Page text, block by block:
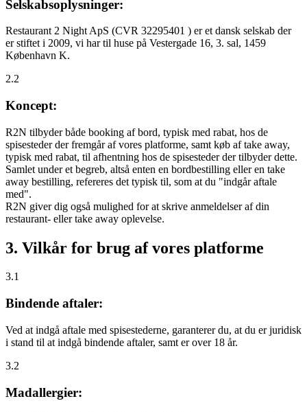
Selskabsoplysninger:
Restaurant 2 Night ApS (CVR 32295401 ) er et dansk selskab der
er stiftet i 2009, vi har til huse på Vestergade 16, 3. sal, 1459
København K.
2.2
Koncept:
R2N tilbyder både booking af bord, typisk med rabat, hos de
spisesteder der fremgår af vores platforme, samt køb af take away,
typisk med rabat, til afhentning hos de spisesteder der tilbyder dette.
Samlet under et begreb, altså enten en bordbestilling eller en take
away bestilling, refereres det typisk til, som at du "indgår aftale
med".
R2N giver dig også mulighed for at skrive anmeldelser af din
restaurant- eller take away oplevelse.
3. Vilkår for brug af vores platforme
3.1
Bindende aftaler:
Ved at indgå aftale med spisestederne, garanterer du, at du er juridisk
i stand til at indgå bindende aftaler, samt er over 18 år.
3.2
Madallergier: